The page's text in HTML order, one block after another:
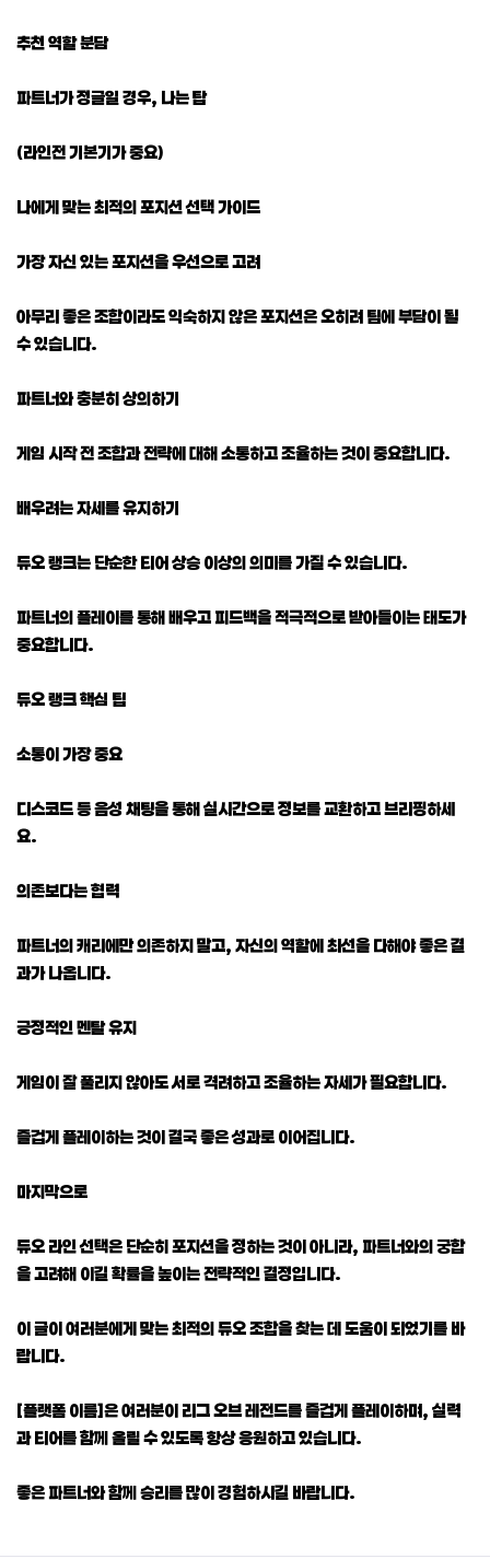
추천 역할 분담
파트너가 정글일 경우, 나는 탑
(라인전 기본기가 중요)
나에게 맞는 최적의 포지션 선택 가이드
가장 자신 있는 포지션을 우선으로 고려
아무리 좋은 조합이라도 익숙하지 않은 포지션은 오히려 팀에 부담이 될
수 있습니다.
파트너와 충분히 상의하기
게임 시작 전 조합과 전략에 대해 소통하고 조율하는 것이 중요합니다.
배우려는 자세를 유지하기
듀오 랭크는 단순한 티어 상승 이상의 의미를 가질 수 있습니다.
파트너의 플레이를 통해 배우고 피드백을 적극적으로 받아들이는 태도가
중요합니다.
듀오 랭크 핵심 팁
소통이 가장 중요
디스코드 등 음성 채팅을 통해 실시간으로 정보를 교환하고 브리핑하세
요.
의존보다는 협력
파트너의 캐리에만 의존하지 말고, 자신의 역할에 최선을 다해야 좋은 결
과가 나옵니다.
긍정적인 멘탈 유지
게임이 잘 풀리지 않아도 서로 격려하고 조율하는 자세가 필요합니다.
즐겁게 플레이하는 것이 결국 좋은 성과로 이어집니다.
마지막으로
듀오 라인 선택은 단순히 포지션을 정하는 것이 아니라, 파트너와의 궁합
을 고려해 이길 확률을 높이는 전략적인 결정입니다.
이 글이 여러분에게 맞는 최적의 듀오 조합을 찾는 데 도움이 되었기를 바
랍니다.
[플랫폼 이름]은 여러분이 리그 오브 레전드를 즐겁게 플레이하며, 실력
과 티어를 함께 올릴 수 있도록 항상 응원하고 있습니다.
좋은 파트너와 함께 승리를 많이 경험하시길 바랍니다.